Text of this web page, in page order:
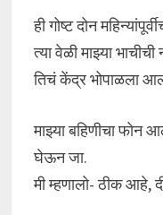
ही गोष्ट दोन
त्या वेळी माझ्या भाचीची
तिचं केंद्र भोपाळला
माझ्या बहिणीचा फोन
घेऊन जा.
मी म्हणालो- ठीक आहे,